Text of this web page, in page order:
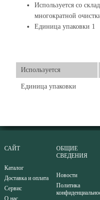
Используется со
многократной
Единица упаковки 1
Используется
Единица упаковки
САЙТ
Каталог
Доставка и оплата
Сервис
О нас
ОБЩИЕ
СВЕДЕНИЯ
Новости
Политика